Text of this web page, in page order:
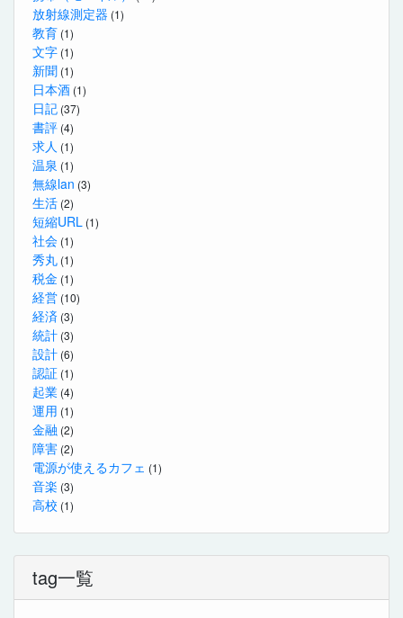
放射線測定器 (1)
教育 (1)
文字 (1)
新聞 (1)
日本酒 (1)
日記 (37)
書評 (4)
求人 (1)
温泉 (1)
無線lan (3)
生活 (2)
短縮URL (1)
社会 (1)
秀丸 (1)
税金 (1)
経営 (10)
経済 (3)
統計 (3)
設計 (6)
認証 (1)
起業 (4)
運用 (1)
金融 (2)
障害 (2)
電源が使えるカフェ (1)
音楽 (3)
高校 (1)
tag一覧